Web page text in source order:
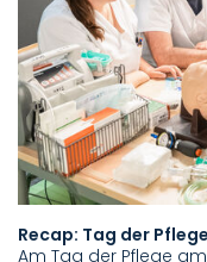
Recap: Tag der
Am Tag der Pflege